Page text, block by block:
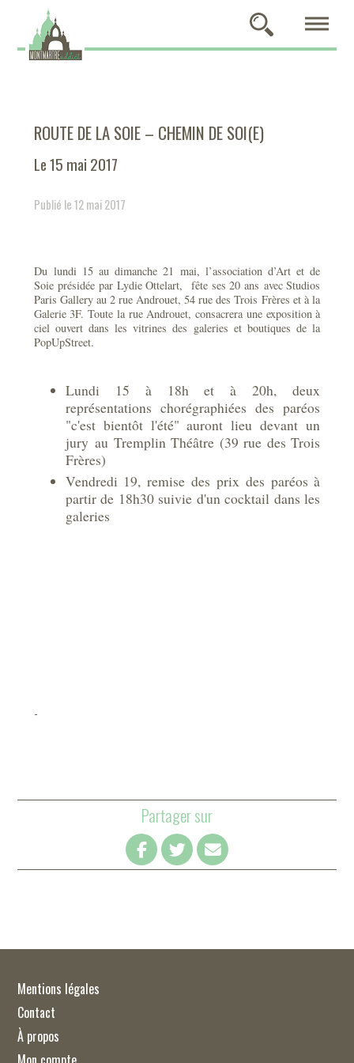
ROUTE DE LA SOIE – CHEMIN DE SOI(E)
Le 15 mai 2017
Publié le 12 mai 2017
Du lundi 15 au dimanche 21 mai, l’association d’Art et de
Soie présidée par Lydie Ottelart, fête ses 20 ans avec Studios
Paris Gallery au 2 rue Androuet, 54 rue des Trois Frères et à la
Galerie 3F. Toute la rue Androuet, consacrera une exposition à
ciel ouvert dans les vitrines des galeries et boutiques de la
PopUpStreet.
Lundi 15 à 18h et à 20h, deux
représentations chorégraphiées des paréos
"c'est bientôt l'été" auront lieu devant un
jury au Tremplin Théâtre (39 rue des Trois
Frères)
Vendredi 19, remise des prix des paréos à
partir de 18h30 suivie d'un cocktail dans les
galeries
-
Partager sur
Mentions légales
Contact
À propos